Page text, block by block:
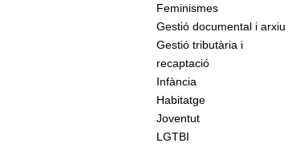
Feminismes
Gestió documental i arxiu
Gestió tributària i
recaptació
Infància
Habitatge
Joventut
LGTBI